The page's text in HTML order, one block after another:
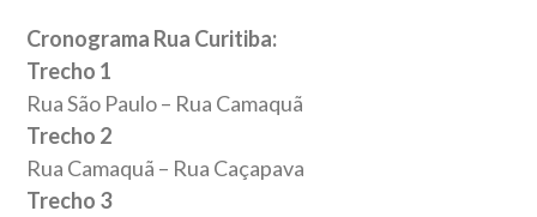
Cronograma Rua Curitiba:
Trecho 1
Rua São Paulo – Rua Camaquã
Trecho 2
Rua Camaquã – Rua Caçapava
Trecho 3